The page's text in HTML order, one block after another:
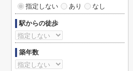
指定しない
あり なし
駅からの徒歩
築年数